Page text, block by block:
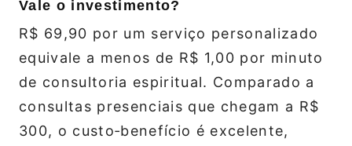
Vale o investimento?
R$ 69,90 por um serviço personalizado
equivale a menos de R$ 1,00 por minuto
de consultoria espiritual. Comparado a
consultas presenciais que chegam a R$
300, o custo‑benefício é excelente,